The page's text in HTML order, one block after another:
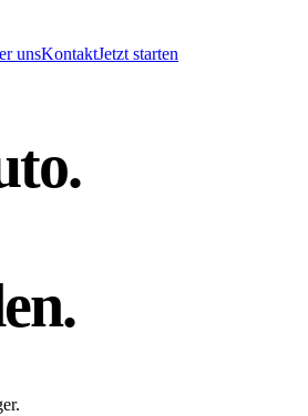
unsKontaktJetzt starten
.